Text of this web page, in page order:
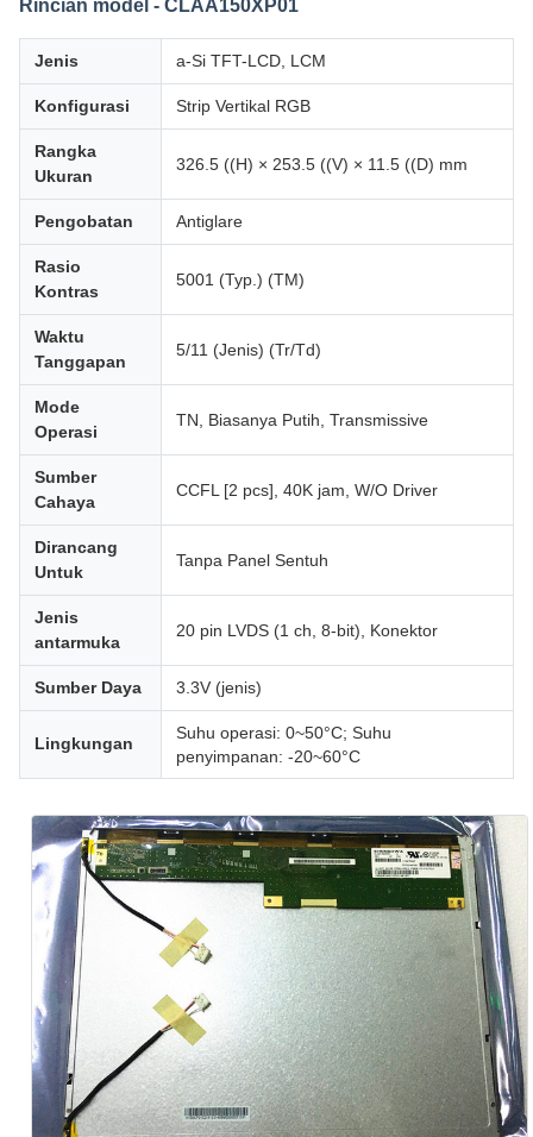
Rincian model - CLAA150XP01
Jenis a-Si TFT-LCD, LCM
Konfigurasi Strip Vertikal RGB
Rangka
Ukuran
326.5 ((H) × 253.5 ((V) × 11.5 ((D) mm
Pengobatan Antiglare
Rasio
Kontras
5001 (Typ.) (TM)
Waktu
Tanggapan
5/11 (Jenis) (Tr/Td)
Mode
Operasi
TN, Biasanya Putih, Transmissive
Sumber
Cahaya
CCFL [2 pcs], 40K jam, W/O Driver
Dirancang
Untuk
Tanpa Panel Sentuh
Jenis
antarmuka
20 pin LVDS (1 ch, 8-bit), Konektor
Sumber Daya 3.3V (jenis)
Lingkungan
Suhu operasi: 0~50°C; Suhu
penyimpanan: -20~60°C